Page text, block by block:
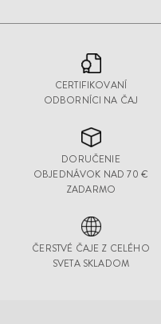
CERTIFIKOVANÍ
ODBORNÍCI NA ČAJ
DORUČENIE
OBJEDNÁVOK NAD 70 €
ZADARMO
ČERSTVÉ ČAJE Z CELÉHO
SVETA SKLADOM